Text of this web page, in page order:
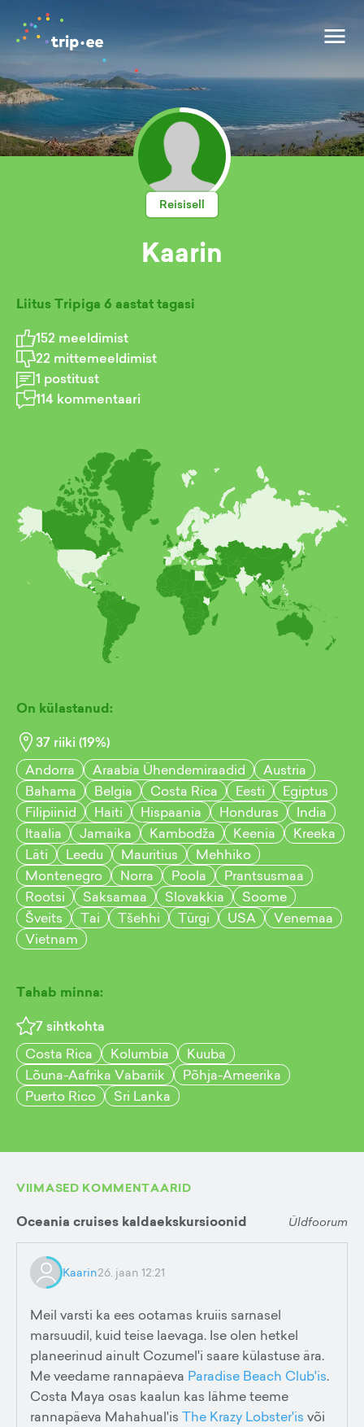
Reisisell
Kaarin
Liitus Tripiga 6 aastat tagasi
152 meeldimist
22 mittemeeldimist
1 postitust
114 kommentaari
On külastanud:
37 riiki (19%)
Andorra
Araabia Ühendemiraadid
Austria
Bahama
Belgia Costa Rica Eesti
Egiptus
Filipiinid
Haiti Hispaania Honduras
India
Itaalia
Jamaika Kambodža Keenia
Kreeka
Läti
Leedu Mauritius
Mehhiko
Montenegro
Norra Poola
Prantsusmaa
Rootsi
Saksamaa Slovakkia
Soome
Šveits
Tai Tšehhi Türgi USA
Venemaa
Vietnam
Tahab minna:
7 sihtkohta
Costa Rica
Kolumbia
Kuuba
Lõuna-Aafrika Vabariik
Põhja-Ameerika
Puerto Rico
Sri Lanka
VIIMASED KOMMENTAARID
Oceania cruises kaldaekskursioonid Üldfoorum
Kaarin26. jaan 12:21
Meil varsti ka ees ootamas kruiis sarnasel
marsuudil, kuid teise laevaga. Ise olen hetkel
planeerinud ainult Cozumel'i saare külastuse ära.
Me veedame rannapäeva Paradise Beach Club'is.
Costa Maya osas kaalun kas lähme teeme
rannapäeva Mahahual'is The Krazy Lobster'is või